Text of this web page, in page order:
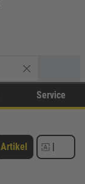
Service
Artikel |